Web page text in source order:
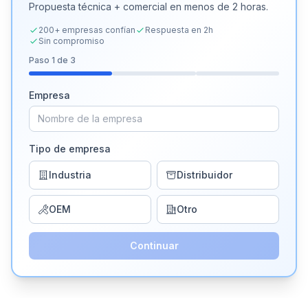
Propuesta técnica + comercial en menos de 2 horas.
200+ empresas confían
Respuesta en 2h
Sin compromiso
Paso 1 de 3
Empresa
Tipo de empresa
Industria Distribuidor
OEM Otro
Continuar